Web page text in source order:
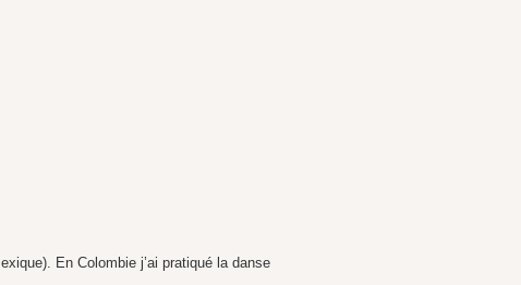
En Colombie j’ai pratiqué la danse